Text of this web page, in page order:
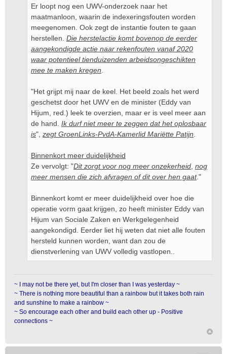
Er loopt nog een UWV-onderzoek naar het
maatmanloon, waarin de indexeringsfouten worden
meegenomen. Ook zegt de instantie fouten te gaan
herstellen. Die herstelactie komt bovenop de eerder
aangekondigde actie naar rekenfouten vanaf 2020
waar potentieel tienduizenden arbeidsongeschikten
mee te maken kregen
"Het grijpt mij naar de keel. Het beeld zoals het werd
geschetst door het UWV en de minister (Eddy van
Hijum, red.) leek te overzien, maar er is veel meer aan
de hand. Ik durf niet meer te zeggen dat het oplosbaar
is", zegt GroenLinks-PvdA-Kamerlid Mariëtte Patijn
Binnenkort meer duidelijkheid
Ze vervolgt: "Dit zorgt voor nog meer onzekerheid nog
meer mensen die zich afvragen of dit over hen gaat."
Binnenkort komt er meer duidelijkheid over hoe die
operatie vorm gaat krijgen, zo heeft minister Eddy van
Hijum van Sociale Zaken en Werkgelegenheid
aangekondigd. Eerder liet hij weten dat niet alle fouten
hersteld kunnen worden, want dan zou de
dienstverlening van UWV volledig vastlopen..
~ I may not be there yet, but I'm closer than I was yesterday ~
~ There is nothing more beautiful than a rainbow but it takes both rain
and sunshine to make a rainbow ~
~ So encourage each other and build each other up - Positive
connections ~